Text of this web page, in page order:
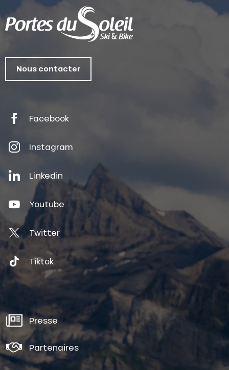
Nous contacter
Facebook
Instagram
Linkedin
Youtube
Twitter
Tiktok
Presse
Partenaires